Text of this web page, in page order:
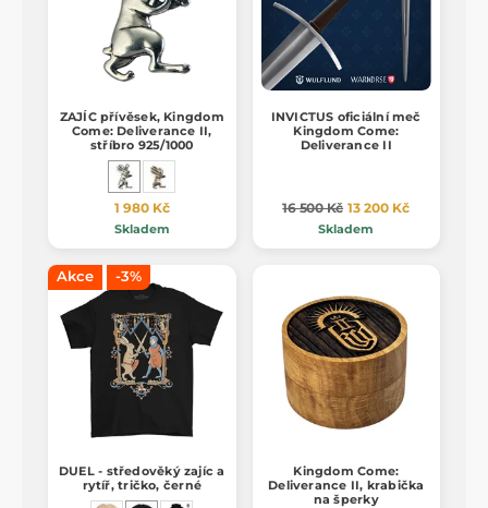
ZAJÍC přívěsek, Kingdom
Come: Deliverance II,
stříbro 925/1000
1 980 Kč
Skladem
INVICTUS oficiální meč
Kingdom Come:
Deliverance II
16 500 Kč 13 200 Kč
Skladem
Akce -3%
DUEL - středověký zajíc a
rytíř, tričko, černé
Kingdom Come:
Deliverance II, krabička
na šperky